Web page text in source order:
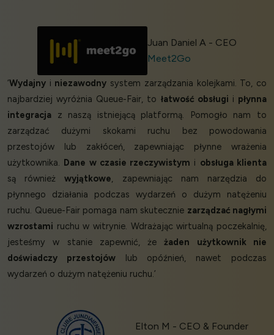
Juan Daniel A - CEO
Meet2Go
‘Wydajny i niezawodny system zarządzania kolejkami. To, co
najbardziej wyróżnia Queue-Fair, to łatwość obsługi i płynna
integracja z naszą istniejącą platformą. Pomogło nam to
zarządzać dużymi skokami ruchu bez powodowania
przestojów lub zakłóceń, zapewniając płynne wrażenia
użytkownika. Dane w czasie rzeczywistym i obsługa klienta
są równieżwyjątkowe, zapewniając nam narzędzia do
płynnego działania podczas wydarzeń o dużym natężeniu
ruchu. Queue-Fair pomaga nam skutecznie zarządzać nagłymi
wzrostami ruchu w witrynie. Wdrażając wirtualną poczekalnię,
jesteśmy w stanie zapewnić, żeżaden użytkownik nie
doświadczy przestojówlub opóźnień, nawet podczas
wydarzeń o dużym natężeniu ruchu.’
Elton M - CEO & Founder